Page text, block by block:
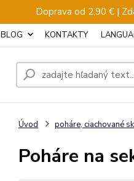
Doprava od 2,90 € |
BLOG KONTAKTY
Úvod poháre, ciachované
Poháre na